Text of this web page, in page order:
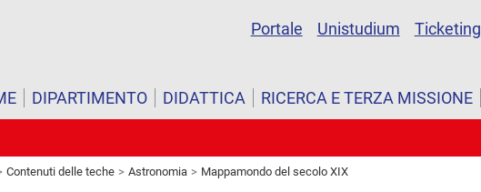
Portale Unistudium Ticketing
DIPARTIMENTO DIDATTICA RICERCA E TERZA MISSIONE
Contenuti delle teche Astronomia Mappamondo del secolo XIX